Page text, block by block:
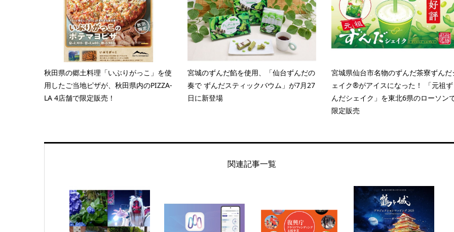
秋田県の郷土料理「いぶりがっこ」を使
用したご当地ピザが、秋田県内のPIZZA-
LA 4店舗で限定販売！
宮城のずんだ餡を使用、「仙台ずんだの
奏で ずんだスティックバウム」が7月27
日に新登場
宮城県仙台市名物のずんだ茶寮ずんだ
ェイク®がアイスになった！ 「元祖ず
んだシェイク」を東北6県のローソン
限定販売
関連記事一覧